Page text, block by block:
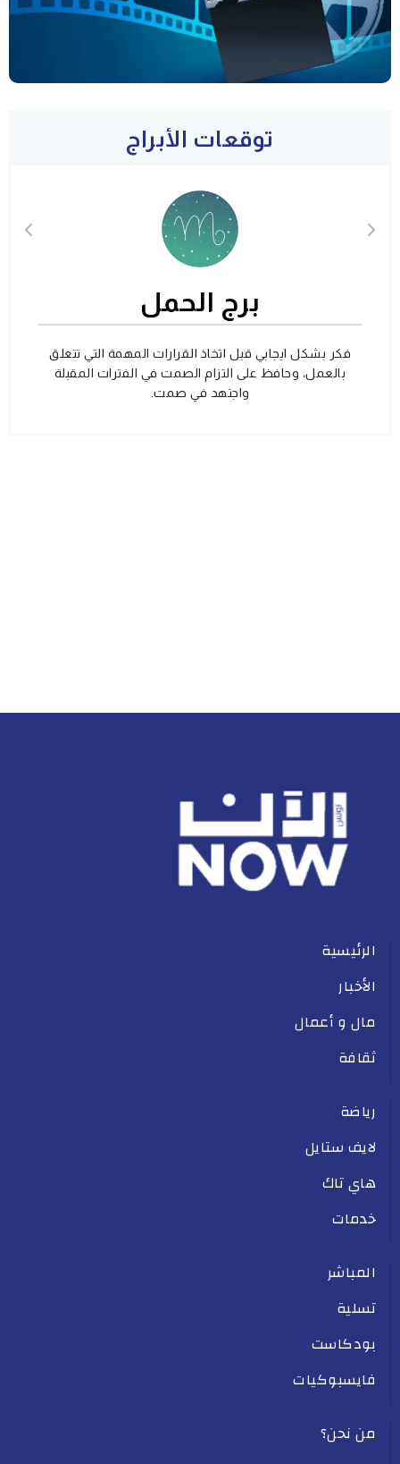
توقعات الأبراج
برج الحمل
فكر بشكل ايجابي قبل اتخاذ القرارات المهمة التي تتعلق
بالعمل، وحافظ على التزام الصمت في الفترات المقبلة
واجتهد في صمت.
الرئيسية
الأخبار
مال و أعمال
ثقافة
رياضة
لايف ستايل
هاي تاك
خدمات
المباشر
تسلية
بودكاست
فايسبوكيات
من نحن؟